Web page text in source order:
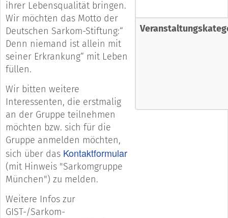
ihrer Lebensqualität bringen.
Wir möchten das Motto der
Deutschen Sarkom-Stiftung:“
Denn niemand ist allein mit
seiner Erkrankung“ mit Leben
füllen.
Wir bitten weitere
Interessenten, die erstmalig
an der Gruppe teilnehmen
möchten bzw. sich für die
Gruppe anmelden möchten,
sich über das Kontaktformular
(mit Hinweis "Sarkomgruppe
München") zu melden.
Weitere Infos zur
GIST-/Sarkom-